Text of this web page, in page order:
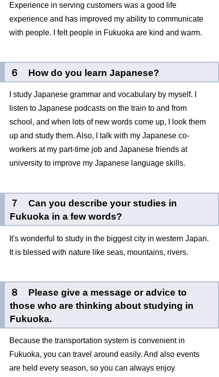
Experience in serving customers was a good life
experience and has improved my ability to communicate
with people. I felt people in Fukuoka are kind and warm.
６ How do you learn Japanese?
I study Japanese grammar and vocabulary by myself. I
listen to Japanese podcasts on the train to and from
school, and when lots of new words come up, I look them
up and study them. Also, I talk with my Japanese co-
workers at my part-time job and Japanese friends at
university to improve my Japanese language skills.
７ Can you describe your studies in
Fukuoka in a few words?
It's wonderful to study in the biggest city in western Japan.
It is blessed with nature like seas, mountains, rivers.
８ Please give a message or advice to
those who are thinking about studying in
Fukuoka.
Because the transportation system is convenient in
Fukuoka, you can travel around easily. And also events
are held every season, so you can always enjoy